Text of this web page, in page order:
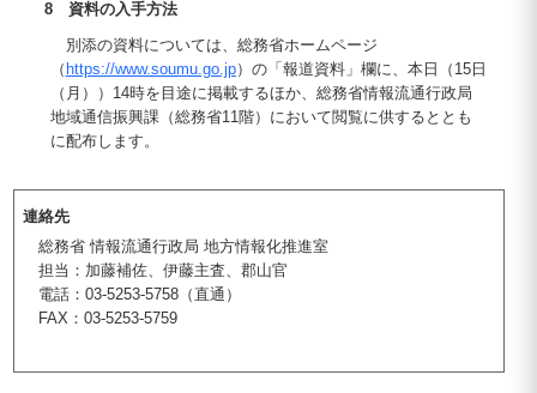
8 資料の入手方法
別添の資料については、総務省ホームページ
（ https://www.soumu.go.jp）の「報道資料」欄に、本日（15日
（月））14時を目途に掲載するほか、総務省情報流通行政局
地域通信振興課（総務省11階）において閲覧に供するととも
に配布します。
連絡先
総務省 情報流通行政局 地方情報化推進室
担当：加藤補佐、伊藤主査、郡山官
電話：03-5253-5758（直通）
FAX：03-5253-5759